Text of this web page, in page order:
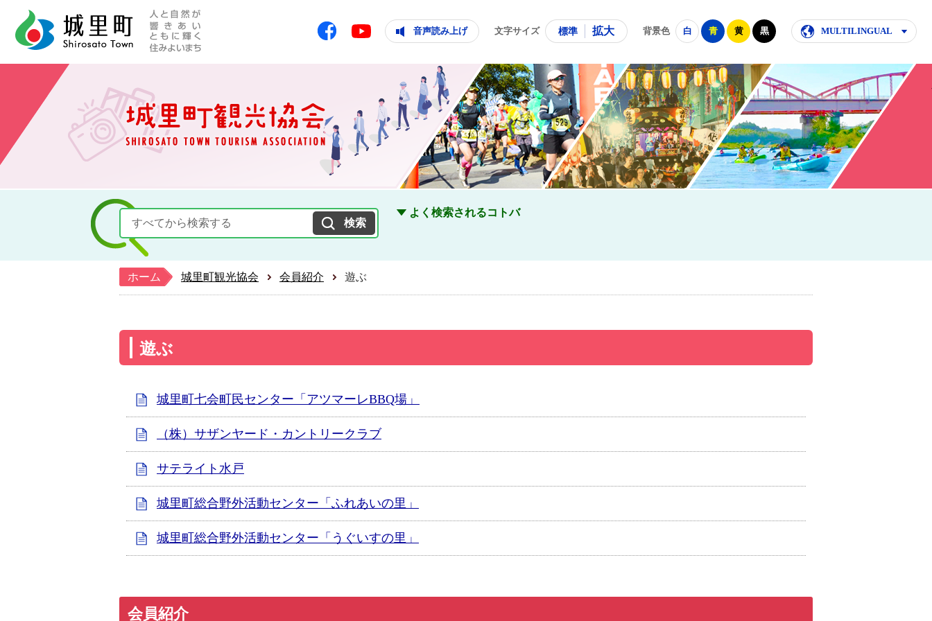
人と自然が響きあいともに輝く住みよいまち
Facebook Youtube 音声読み上げ 文字サイズ 標準 拡大 背景色 白 青 黄 黒 MULTILINGUAL
よく検索されるコトバ
ホーム 城里町観光協会 会員紹介 遊ぶ
遊ぶ
城里町七会町民センター「アツマーレBBQ場」
（株）サザンヤード・カントリークラブ
サテライト水戸
城里町総合野外活動センター「ふれあいの里」
城里町総合野外活動センター「うぐいすの里」
会員紹介